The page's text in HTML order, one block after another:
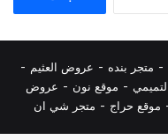
- متجر بنده - عروض العثيم -
- موقع نون - عروض
موقع حراج - متجر شي ان